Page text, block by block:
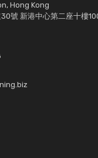
Hong Kong
號 新港中心第二座十樓